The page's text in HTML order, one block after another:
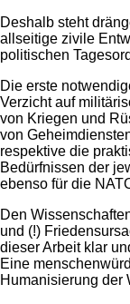
Deshalb steht
allseitige zivile
politischen
Die erste
Verzicht auf
von Kriegen und
von
respektive die
Bedürfnissen der
ebenso für die
Den
und (!)
dieser Arbeit klar
Eine
Humanisierung der